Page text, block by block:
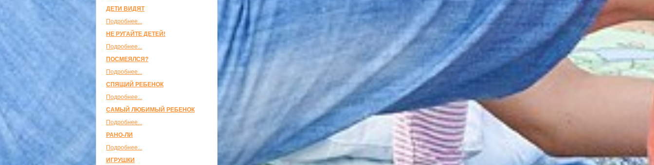
ДЕТИ ВИДЯТ
Подробнее...
НЕ РУГАЙТЕ ДЕТЕЙ!
Подробнее...
ПОСМЕЯЛСЯ?
Подробнее...
СПЯЩИЙ РЕБЕНОК
Подробнее...
САМЫЙ ЛЮБИМЫЙ РЕБЕНОК
Подробнее...
РАНО-ЛИ
Подробнее...
ИГРУШКИ